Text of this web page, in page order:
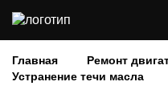
Главная
Ремонт
Устранение течи масла